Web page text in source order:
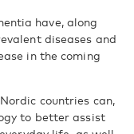
have, along
diseases and
in the coming
countries can,
to better assist